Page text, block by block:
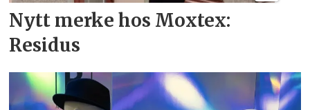
Nytt merke hos Moxtex:
Residus